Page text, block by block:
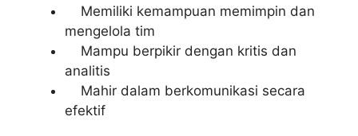
Memiliki kemampuan memimpin dan
mengelola tim
Mampu berpikir dengan kritis dan
analitis
Mahir dalam berkomunikasi secara
efektif